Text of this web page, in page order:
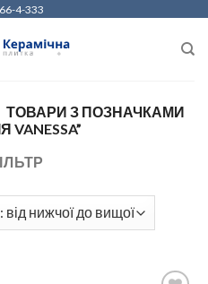
4-333
ТОВАРИ З ПОЗНАЧКАМИ
VANESSA”